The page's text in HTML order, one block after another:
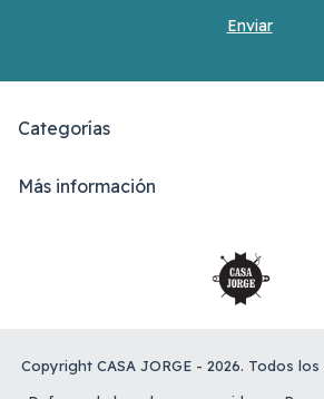
Categorías
Más información
Copyright CASA JORGE - 2026. Todos